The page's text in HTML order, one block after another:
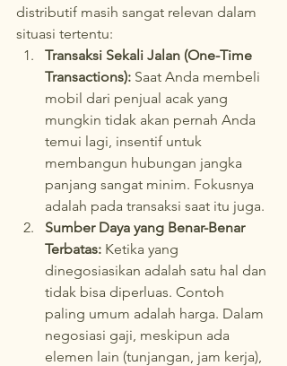
distributif masih sangat relevan dalam
situasi tertentu:
Transaksi Sekali Jalan (One-Time
Transactions): Saat Anda membeli
mobil dari penjual acak yang
mungkin tidak akan pernah Anda
temui lagi, insentif untuk
membangun hubungan jangka
panjang sangat minim. Fokusnya
adalah pada transaksi saat itu juga.
Sumber Daya yang Benar-Benar
Terbatas: Ketika yang
dinegosiasikan adalah satu hal dan
tidak bisa diperluas. Contoh
paling umum adalah harga. Dalam
negosiasi gaji, meskipun ada
elemen lain (tunjangan, jam kerja),